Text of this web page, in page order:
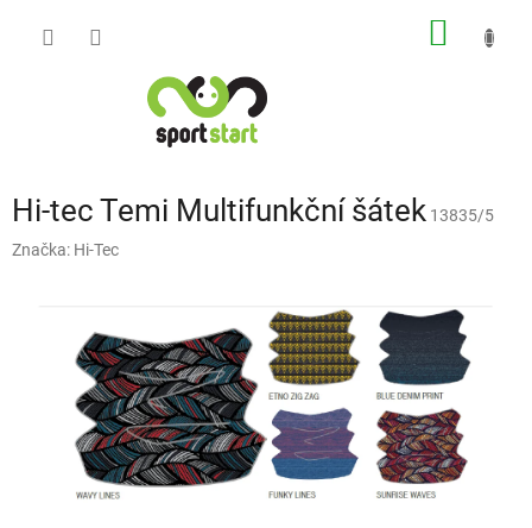
Hi-tec Temi Multifunkční šátek 13835/5
Značka: Hi-Tec